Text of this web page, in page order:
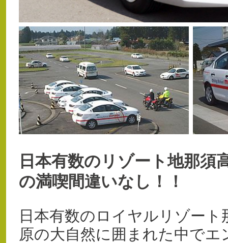
日本有数のリゾート地那須
の満喫間違いなし！！
日本有数のロイヤルリゾート
原の大自然に囲まれた中でエ